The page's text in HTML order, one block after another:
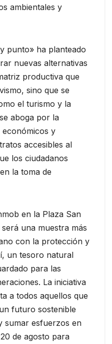
ambientales y
punto» ha planteado
nuevas alternativas
productiva que
sino que se
el turismo y la
aboga por la
económicos y
accesibles al
los ciudadanos
la toma de
en la Plaza San
una muestra más
con la protección y
un tesoro natural
para las
La iniciativa
a todos aquellos que
futuro sostenible
sumar esfuerzos en
de agosto para